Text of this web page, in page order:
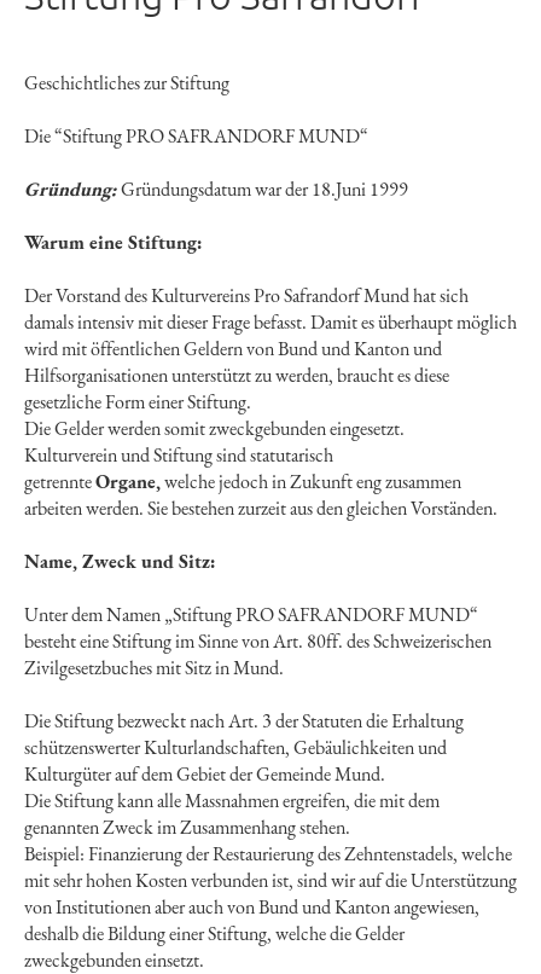
Geschichtliches zur Stiftung
Die “Stiftung PRO SAFRANDORF MUND“
Gründung:Gründungsdatum war der 18.Juni 1999
Warum eine Stiftung:
Der Vorstand des Kulturvereins Pro Safrandorf Mund hat sich
damals intensiv mit dieser Frage befasst. Damit es überhaupt möglich
wird mit öffentlichen Geldern von Bund und Kanton und
Hilfsorganisationen unterstützt zu werden, braucht es diese
gesetzliche Form einer Stiftung.
Die Gelder werden somit zweckgebunden eingesetzt.
Kulturverein und Stiftung sind statutarisch
getrennteOrgane,welche jedoch in Zukunft eng zusammen
arbeiten werden. Sie bestehen zurzeit aus den gleichen Vorständen.
Name, Zweck und Sitz:
Unter dem Namen „Stiftung PRO SAFRANDORF MUND“
besteht eine Stiftung im Sinne von Art. 80ff. des Schweizerischen
Zivilgesetzbuches mit Sitz in Mund.
Die Stiftung bezweckt nach Art. 3 der Statuten die Erhaltung
schützenswerter Kulturlandschaften, Gebäulichkeiten und
Kulturgüter auf dem Gebiet der Gemeinde Mund.
Die Stiftung kann alle Massnahmen ergreifen, die mit dem
genannten Zweck im Zusammenhang stehen.
Beispiel: Finanzierung der Restaurierung des Zehntenstadels, welche
mit sehr hohen Kosten verbunden ist, sind wir auf die Unterstützung
von Institutionen aber auch von Bund und Kanton angewiesen,
deshalb die Bildung einer Stiftung, welche die Gelder
zweckgebunden einsetzt.